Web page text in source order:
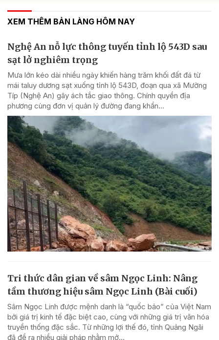
XEM THÊM BẢN LÀNG HÔM NAY
Nghệ An nỗ lực thông tuyến tỉnh lộ 543D sau
sạt lở nghiêm trọng
Mưa lớn kéo dài nhiều ngày khiến hàng trăm khối đất đá từ
mái taluy dương sạt xuống tỉnh lộ 543D, đoạn qua xã Mường
Típ (Nghệ An) gây ách tắc giao thông. Chính quyền địa
phương cùng đơn vị quản lý đường đang khẩn...
Tri thức dân gian về sâm Ngọc Linh: Nâng
tầm thương hiệu sâm Ngọc Linh (Bài cuối)
Sâm Ngọc Linh được mệnh danh là “quốc bảo” của Việt Nam
bởi giá trị kinh tế đặc biệt cao, cùng với những giá trị văn hóa
truyền thống đặc sắc. Từ những lợi thế đó, tỉnh Quảng Ngãi
đã đề ra nhiều giải pháp nhằm mở...